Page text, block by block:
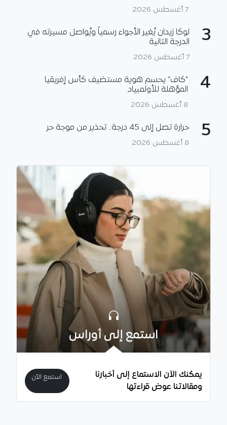
7 أغسطس 2026
3
لوكا زيدان يُغير الأجواء رسمياً ويُواصل مسيرته في
الدرجة الثانية
7 أغسطس 2026
4
“كاف” يحسم هوية مستضيف كأس إفريقيا
المؤهلة للأولمبياد
8 أغسطس 2026
5 حرارة تصل إلى 45 درجة.. تحذير من موجة حر
8 أغسطس 2026
استمع إلى أوراس
يمكنك الآن الاستماع إلى أخبارنا
ومقالاتنا عوض قراءتها
استمع الآن